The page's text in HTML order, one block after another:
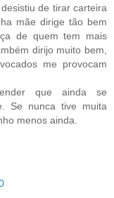
de tirar carteira
mãe dirige tão bem
de quem tem mais
dirijo muito bem,
me provocam
que ainda se
Se nunca tive muita
menos ainda.